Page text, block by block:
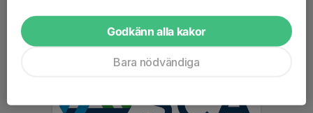
Godkänn alla kakor
Bara nödvändiga